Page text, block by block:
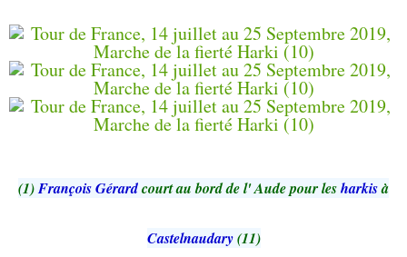
(1)François Gérardcourt au bord de l' Aude pour lesharkisà
Castelnaudary(11)